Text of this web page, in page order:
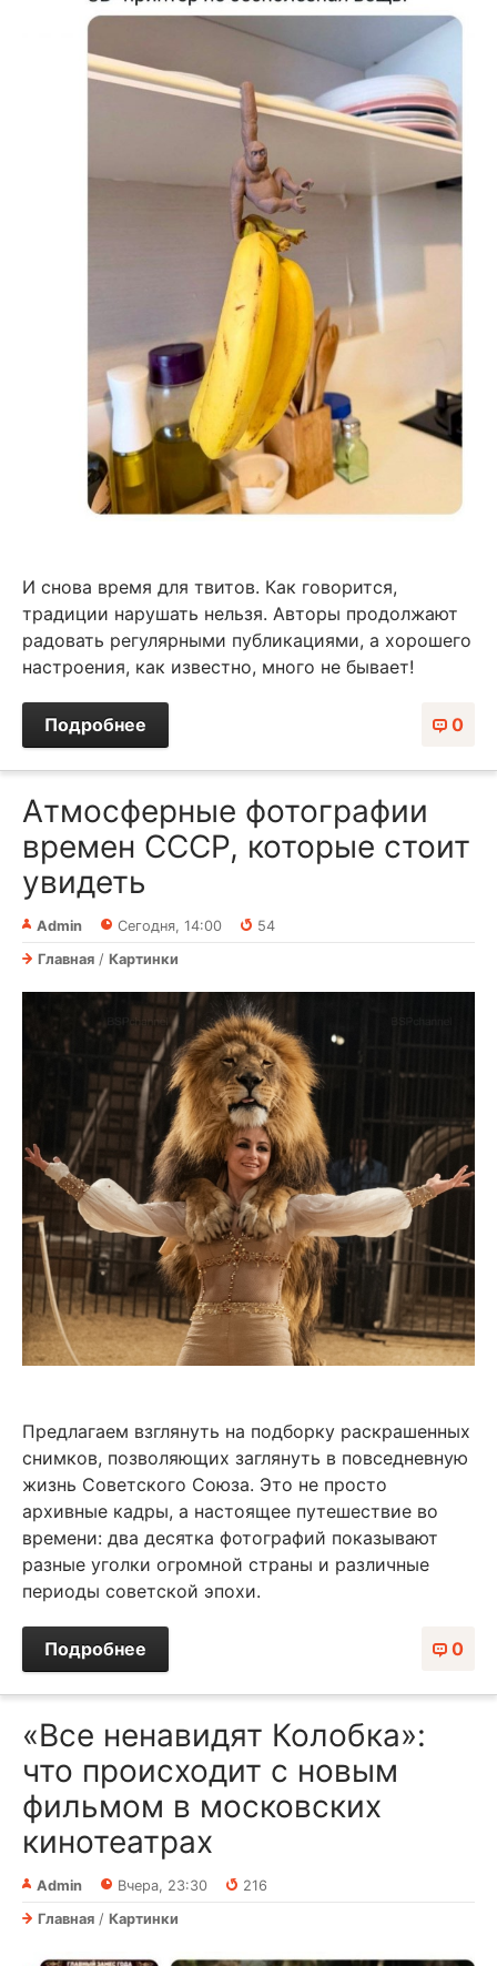
И снова время для твитов. Как говорится,
традиции нарушать нельзя. Авторы продолжают
радовать регулярными публикациями, а хорошего
настроения, как известно, много не бывает!
0
Подробнее
Атмосферные фотографии
времен СССР, которые стоит
увидеть
Admin Сегодня, 14:00
54
Главная / Картинки
Предлагаем взглянуть на подборку раскрашенных
снимков, позволяющих заглянуть в повседневную
жизнь Советского Союза. Это не просто
архивные кадры, а настоящее путешествие во
времени: два десятка фотографий показывают
разные уголки огромной страны и различные
периоды советской эпохи.
0
Подробнее
«Все ненавидят Колобка»:
что происходит с новым
фильмом в московских
кинотеатрах
Admin Вчера, 23:30
216
Главная / Картинки